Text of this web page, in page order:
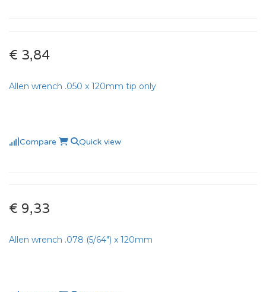
€ 3,84
Allen wrench .050 x 120mm tip only
Compare Quick view
€ 9,33
Allen wrench .078 (5/64″) x 120mm